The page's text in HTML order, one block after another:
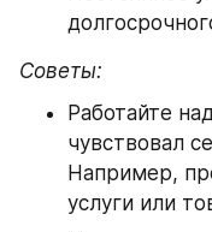
Советы:
Работайте
чувствовал
Например,
услуги или